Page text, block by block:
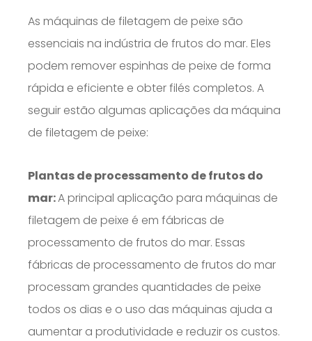
As máquinas de filetagem de peixe são
essenciais na indústria de frutos do mar. Eles
podem remover espinhas de peixe de forma
rápida e eficiente e obter filés completos. A
seguir estão algumas aplicações da máquina
de filetagem de peixe:
Plantas de processamento de frutos do
mar:A principal aplicação para máquinas de
filetagem de peixe é em fábricas de
processamento de frutos do mar. Essas
fábricas de processamento de frutos do mar
processam grandes quantidades de peixe
todos os dias e o uso das máquinas ajuda a
aumentar a produtividade e reduzir os custos.